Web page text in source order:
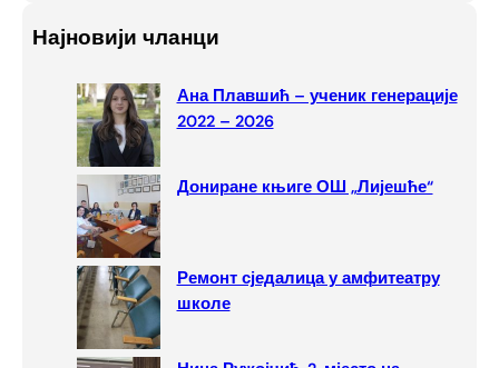
rНајновији чланци
Ана Плавшић – ученик генерације
2022 – 2026
Дониране књиге ОШ „Лијешће“
Ремонт сједалица у амфитеатру
школе